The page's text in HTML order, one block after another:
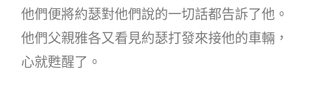
他們便將約瑟對他們說的一切話都告訴了他。
他們父親雅各又看見約瑟打發來接他的車輛，
心就甦醒了。